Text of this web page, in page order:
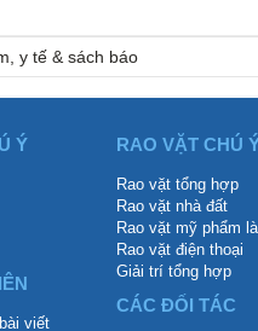
y tế & sách báo
Ý
viết
RAO VẶT CHÚ
Rao vặt tổng hợp
Rao vặt nhà đất
Rao vặt mỹ phẩm
Rao vặt điện thoại
Giải trí tổng hợp
CÁC ĐỐI TÁC